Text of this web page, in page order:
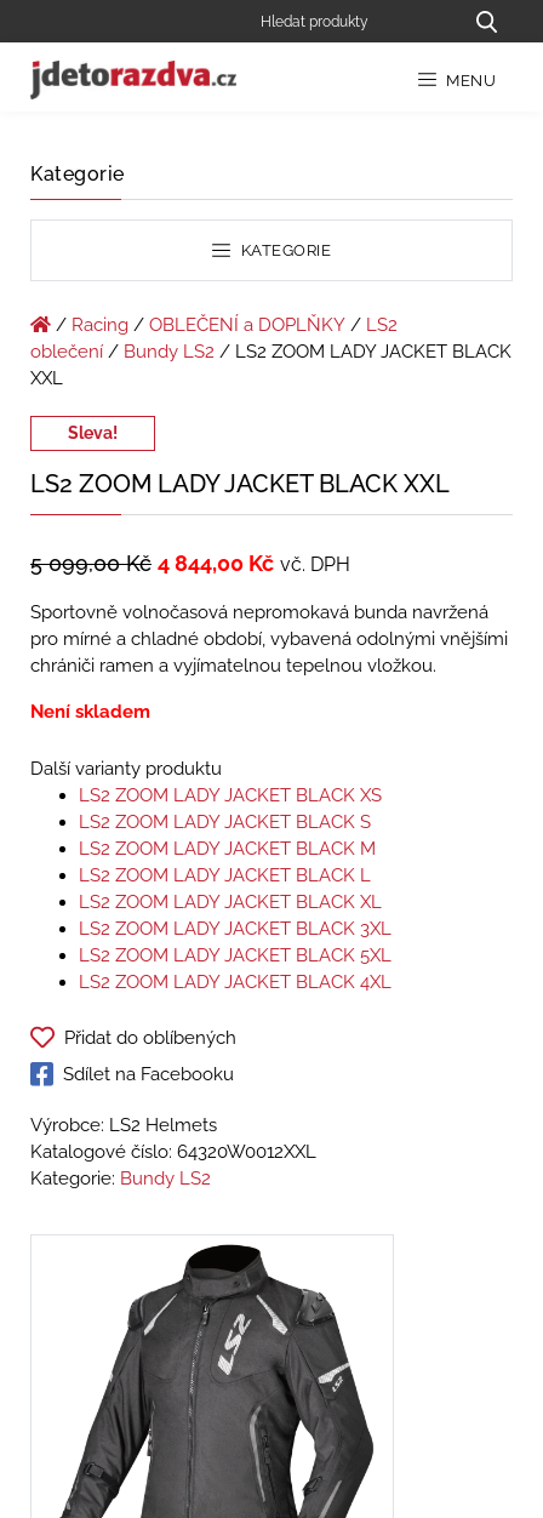
MENU
Kategorie
KATEGORIE
/ Racing / OBLEČENÍ a DOPLŇKY / LS2
oblečení / Bundy LS2 / LS2 ZOOM LADY JACKET BLACK
XXL
Sleva!
LS2 ZOOM LADY JACKET BLACK XXL
5 099,00Kč 4 844,00 Kč vč. DPH
Sportovně volnočasová nepromokavá bunda navržená
pro mírné a chladné období, vybavená odolnými vnějšími
chrániči ramen a vyjímatelnou tepelnou vložkou.
Není skladem
Další varianty produktu
LS2 ZOOM LADY JACKET BLACK XS
LS2 ZOOM LADY JACKET BLACK S
LS2 ZOOM LADY JACKET BLACK M
LS2 ZOOM LADY JACKET BLACK L
LS2 ZOOM LADY JACKET BLACK XL
LS2 ZOOM LADY JACKET BLACK 3XL
LS2 ZOOM LADY JACKET BLACK 5XL
LS2 ZOOM LADY JACKET BLACK 4XL
Přidat do oblíbených
Sdílet na Facebooku
Výrobce: LS2 Helmets
Katalogové číslo: 64320W0012XXL
Kategorie: Bundy LS2